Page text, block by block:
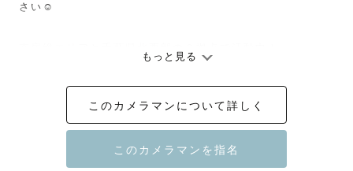
さい☺︎
🏅社内上位20%ランクカメラマン
🏆2024年度四半期 新人賞受賞
もっと見る
このカメラマンについて詳しく